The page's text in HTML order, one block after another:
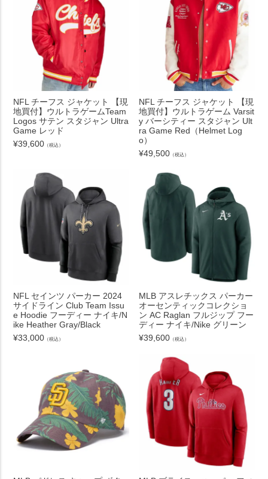
NFL チーフス ジャケット 【現
地買付】ウルトラゲームTeam
Logos サテン スタジャン Ultra
Game レッド
¥39,600 （税込）
NFL チーフス ジャケット 【現
地買付】ウルトラゲーム Varsit
y バーシティー スタジャン Ult
ra Game Red（Helmet Log
o）
¥49,500 （税込）
NFL セインツ パーカー 2024
サイドライン Club Team Issu
e Hoodie フーディー ナイキ/N
ike Heather Gray/Black
¥33,000 （税込）
MLB アスレチックス パーカー
オーセンティックコレクショ
ン AC Raglan フルジップ フー
ディー ナイキ/Nike グリーン
¥39,600 （税込）